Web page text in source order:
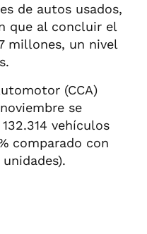
de autos usados,
que al concluir el
millones, un nivel
(CCA)
se
vehículos
comparado con
unidades).